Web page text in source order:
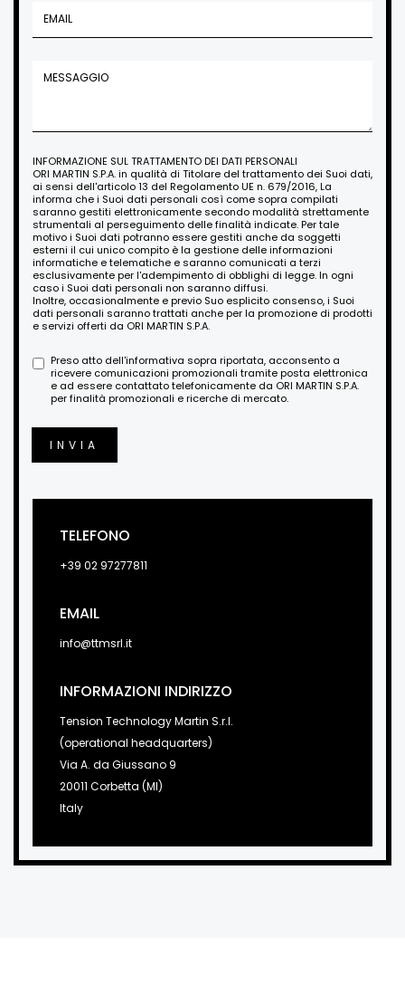
INFORMAZIONE SUL TRATTAMENTO DEI DATI PERSONALI
ORI MARTIN S.P.A. in qualità di Titolare del trattamento dei Suoi dati,
ai sensi dell'articolo 13 del Regolamento UE n. 679/2016, La
informa che i Suoi dati personali così come sopra compilati
saranno gestiti elettronicamente secondo modalità strettamente
strumentali al perseguimento delle finalità indicate. Per tale
motivo i Suoi dati potranno essere gestiti anche da soggetti
esterni il cui unico compito è la gestione delle informazioni
informatiche e telematiche e saranno comunicati a terzi
esclusivamente per l'adempimento di obblighi di legge. In ogni
caso i Suoi dati personali non saranno diffusi.
Inoltre, occasionalmente e previo Suo esplicito consenso, i Suoi
dati personali saranno trattati anche per la promozione di prodotti
e servizi offerti da ORI MARTIN S.P.A.
Preso atto dell'informativa sopra riportata, acconsento a
ricevere comunicazioni promozionali tramite posta elettronica
e ad essere contattato telefonicamente da ORI MARTIN S.P.A.
per finalità promozionali e ricerche di mercato.
INVIA
TELEFONO
+39 02 97277811
EMAIL
info@ttmsrl.it
INFORMAZIONI INDIRIZZO
Tension Technology Martin S.r.l.
(operational headquarters)
Via A. da Giussano 9
20011 Corbetta (MI)
Italy